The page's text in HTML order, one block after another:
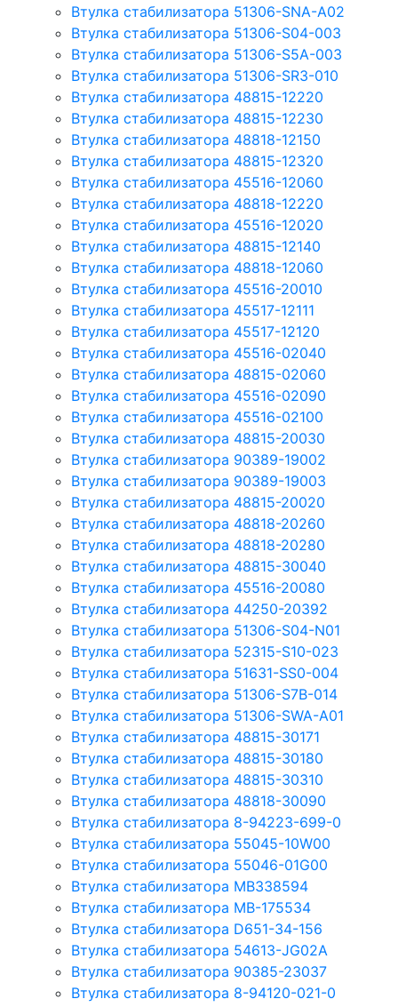
Втулка стабилизатора 51306-SNA-A02
Втулка стабилизатора 51306-S04-003
Втулка стабилизатора 51306-S5A-003
Втулка стабилизатора 51306-SR3-010
Втулка стабилизатора 48815-12220
Втулка стабилизатора 48815-12230
Втулка стабилизатора 48818-12150
Втулка стабилизатора 48815-12320
Втулка стабилизатора 45516-12060
Втулка стабилизатора 48818-12220
Втулка стабилизатора 45516-12020
Втулка стабилизатора 48815-12140
Втулка стабилизатора 48818-12060
Втулка стабилизатора 45516-20010
Втулка стабилизатора 45517-12111
Втулка стабилизатора 45517-12120
Втулка стабилизатора 45516-02040
Втулка стабилизатора 48815-02060
Втулка стабилизатора 45516-02090
Втулка стабилизатора 45516-02100
Втулка стабилизатора 48815-20030
Втулка стабилизатора 90389-19002
Втулка стабилизатора 90389-19003
Втулка стабилизатора 48815-20020
Втулка стабилизатора 48818-20260
Втулка стабилизатора 48818-20280
Втулка стабилизатора 48815-30040
Втулка стабилизатора 45516-20080
Втулка стабилизатора 44250-20392
Втулка стабилизатора 51306-S04-N01
Втулка стабилизатора 52315-S10-023
Втулка стабилизатора 51631-SS0-004
Втулка стабилизатора 51306-S7B-014
Втулка стабилизатора 51306-SWA-A01
Втулка стабилизатора 48815-30171
Втулка стабилизатора 48815-30180
Втулка стабилизатора 48815-30310
Втулка стабилизатора 48818-30090
Втулка стабилизатора 8-94223-699-0
Втулка стабилизатора 55045-10W00
Втулка стабилизатора 55046-01G00
Втулка стабилизатора MB338594
Втулка стабилизатора MB-175534
Втулка стабилизатора D651-34-156
Втулка стабилизатора 54613-JG02A
Втулка стабилизатора 90385-23037
Втулка стабилизатора 8-94120-021-0